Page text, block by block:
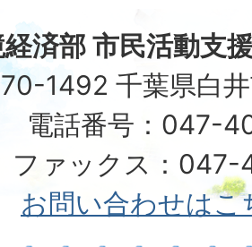
済部 市民活動支
1492 千葉県白
電話番号：047-
ファックス：047-
お問い合わせはこ